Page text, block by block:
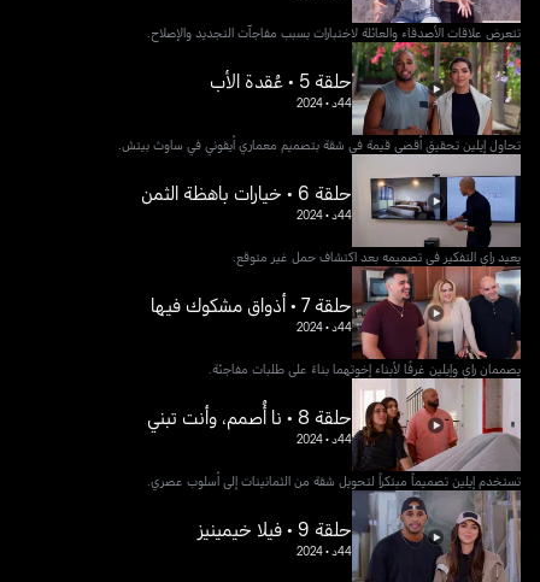
تتعرض علاقات الأصدقاء والعائلة لاختبارات بسبب مفاجآت التجديد والإصلاح.
حلقة 5 • عُقدة الأب
44د •
2024
تحاول إيلين تحقيق أقصى قيمة في شقة بتصميم معماري أيقوني في ساوث بيتش.
حلقة 6 • خيارات باهظة الثمن
44د •
2024
يعيد راي التفكير في تصميمه بعد اكتشاف حمل غير متوقع.
حلقة 7 • أذواق مشكوك فيها
44د •
2024
يصممان راي وإيلين غرفًا لأبناء إخوتهما بناءً على طلبات مفاجئة.
حلقة 8 • نا أُصمم، وأنت تبني
44د •
2024
تستخدم إيلين تصميماً مبتكراً لتحويل شقة من الثمانينات إلى أسلوب عصري.
حلقة 9 • فيلا خيمينيز
44د •
2024